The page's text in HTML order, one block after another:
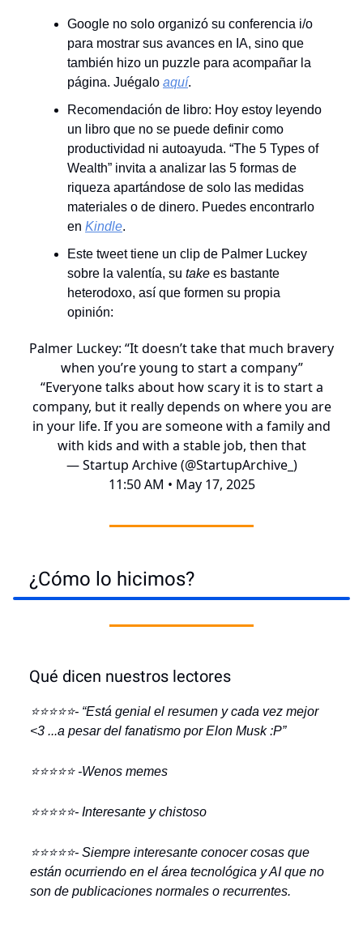
Google no solo organizó su conferencia i/o
para mostrar sus avances en IA, sino que
también hizo un puzzle para acompañar la
página. Juégalo aquí.
Recomendación de libro: Hoy estoy leyendo
un libro que no se puede definir como
productividad ni autoayuda. “The 5 Types of
Wealth” invita a analizar las 5 formas de
riqueza apartándose de solo las medidas
materiales o de dinero. Puedes encontrarlo
en Kindle.
Este tweet tiene un clip de Palmer Luckey
sobre la valentía, su take es bastante
heterodoxo, así que formen su propia
opinión:
Palmer Luckey: “It doesn’t take that much bravery
when you’re young to start a company”
“Everyone talks about how scary it is to start a
company, but it really depends on where you are
in your life. If you are someone with a family and
with kids and with a stable job, then that
— Startup Archive (@StartupArchive_)
11:50 AM • May 17, 2025
¿Cómo lo hicimos?
Qué dicen nuestros lectores
⭐️⭐️⭐️⭐️⭐️- “Está genial el resumen y cada vez mejor
<3 ...a pesar del fanatismo por Elon Musk :P”
⭐️⭐️⭐️⭐️⭐️ -Wenos memes
⭐️⭐️⭐️⭐️⭐️- Interesante y chistoso
⭐️⭐️⭐️⭐️⭐️- Siempre interesante conocer cosas que
están ocurriendo en el área tecnológica y AI que no
son de publicaciones normales o recurrentes.